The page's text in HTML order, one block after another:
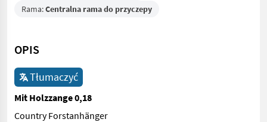
Rama:Centralna rama do przyczepy
OPIS
Tłumaczyć
Mit Holzzange 0,18
Country Forstanhänger